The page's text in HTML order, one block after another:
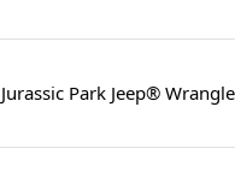
Jurassic Park Jeep®